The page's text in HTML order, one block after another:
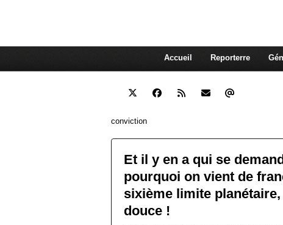
Accueil Reporterre
conviction
Et il y en a qui se
pourquoi on vient de
sixième limite
douce !